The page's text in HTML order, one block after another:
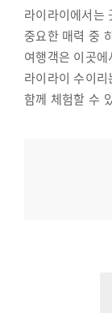
라이라이에서는
중요한 매력 중
여행객은
라이라이
함께 체험할 수